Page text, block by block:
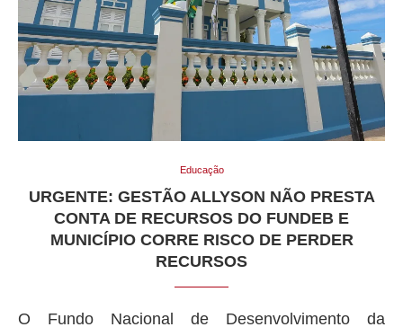
Educação
URGENTE: GESTÃO ALLYSON NÃO PRESTA
CONTA DE RECURSOS DO FUNDEB E
MUNICÍPIO CORRE RISCO DE PERDER
RECURSOS
O Fundo Nacional de Desenvolvimento da